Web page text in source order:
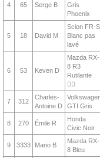
4 65 Serge B
Gris
Phoenix
5 18 David M
Scion FR-S
Blanc pas
lavé
6 53 Keven D
Mazda RX-
8 R3
Rutilante
❤️‍🔥
7 312
Charles-
Antoine D
GTI Gris
8 270 Émile R
Honda
Civic Noir
9 3333 Mario B
Mazda RX-
8 Bleu